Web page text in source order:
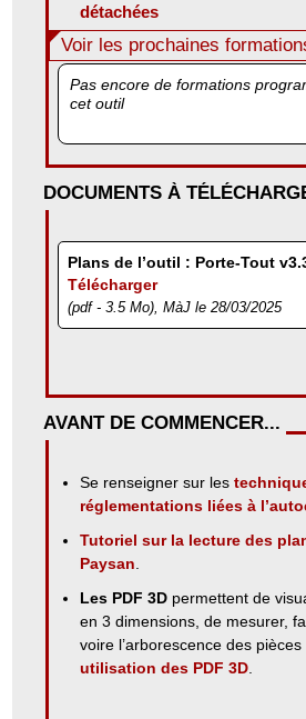
détachées
Voir les prochaines
Pas encore de formations
cet outil
DOCUMENTS À
Plans de l’outil : Porte-Tout
Télécharger
(pdf - 3.5 Mo), MàJ le 28/03/2025
AVANT DE COMMENCER...
Se renseigner sur les
réglementations liées à
Tutoriel sur la lecture des
Paysan
Les PDF 3D permettent de
en 3 dimensions, de mesurer,
voire l’arborescence des
utilisation des PDF 3D